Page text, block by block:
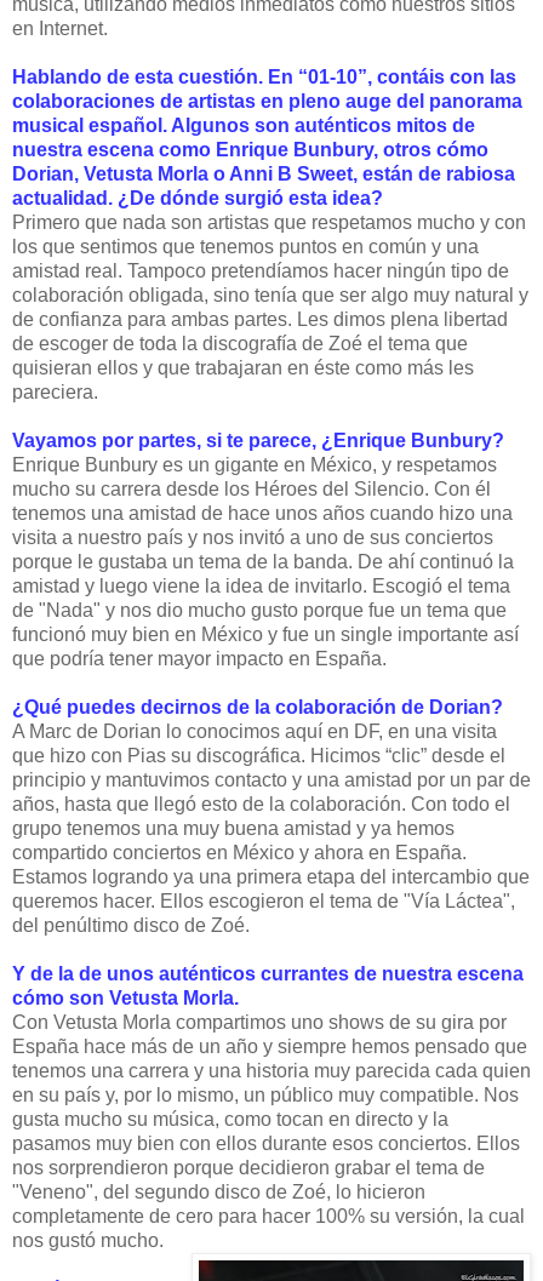
música, utilizando medios inmediatos como nuestros sitios
en Internet.
Hablando de esta cuestión. En “01-10”, contáis con las
colaboraciones de artistas en pleno auge del panorama
musical español. Algunos son auténticos mitos de
nuestra escena como Enrique Bunbury, otros cómo
Dorian, Vetusta Morla o Anni B Sweet, están de rabiosa
actualidad. ¿De dónde surgió esta idea?
Primero que nada son artistas que respetamos mucho y con
los que sentimos que tenemos puntos en común y una
amistad real. Tampoco pretendíamos hacer ningún tipo de
colaboración obligada, sino tenía que ser algo muy natural y
de confianza para ambas partes. Les dimos plena libertad
de escoger de toda la discografía de Zoé el tema que
quisieran ellos y que trabajaran en éste como más les
pareciera.
Vayamos por partes, si te parece, ¿Enrique Bunbury?
Enrique Bunbury es un gigante en México, y respetamos
mucho su carrera desde los Héroes del Silencio. Con él
tenemos una amistad de hace unos años cuando hizo una
visita a nuestro país y nos invitó a uno de sus conciertos
porque le gustaba un tema de la banda. De ahí continuó la
amistad y luego viene la idea de invitarlo. Escogió el tema
de "Nada" y nos dio mucho gusto porque fue un tema que
funcionó muy bien en México y fue un single importante así
que podría tener mayor impacto en España.
¿Qué puedes decirnos de la colaboración de Dorian?
A Marc de Dorian lo conocimos aquí en DF, en una visita
que hizo con Pias su discográfica. Hicimos “clic” desde el
principio y mantuvimos contacto y una amistad por un par de
años, hasta que llegó esto de la colaboración. Con todo el
grupo tenemos una muy buena amistad y ya hemos
compartido conciertos en México y ahora en España.
Estamos logrando ya una primera etapa del intercambio que
queremos hacer. Ellos escogieron el tema de "Vía Láctea",
del penúltimo disco de Zoé.
Y de la de unos auténticos currantes de nuestra escena
cómo son Vetusta Morla.
Con Vetusta Morla compartimos uno shows de su gira por
España hace más de un año y siempre hemos pensado que
tenemos una carrera y una historia muy parecida cada quien
en su país y, por lo mismo, un público muy compatible. Nos
gusta mucho su música, como tocan en directo y la
pasamos muy bien con ellos durante esos conciertos. Ellos
nos sorprendieron porque decidieron grabar el tema de
"Veneno", del segundo disco de Zoé, lo hicieron
completamente de cero para hacer 100% su versión, la cual
nos gustó mucho.